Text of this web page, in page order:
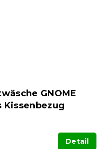
GNOME
Kissenbezug
Detail